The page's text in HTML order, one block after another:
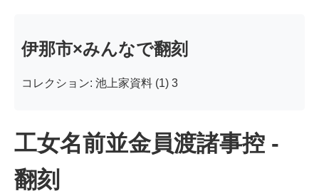
伊那市×みんなで翻刻
コレクション: 池上家資料 (1) 3
工女名前並金員渡諸事控 -
翻刻